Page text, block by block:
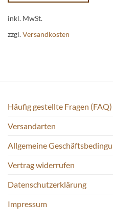
Produkt
mehrere
auf
Produktseite
werden
inkl. MwSt.
zzgl.Versandkosten
Häufig gestellte Fragen (FAQ)
Versandarten
Allgemeine
Vertrag widerrufen
Datenschutzerklärung
Impressum